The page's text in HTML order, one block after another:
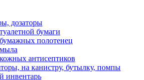
дозаторы
бумаги
полотенец
антисептиков
на канистру, бутылку, помпы
инвентарь